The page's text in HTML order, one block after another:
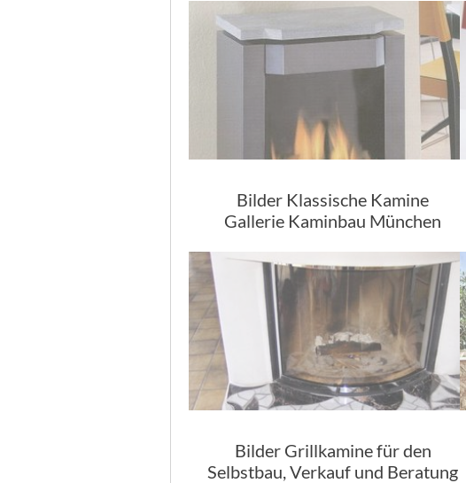
Bilder Klassische Kamine
Gallerie Kaminbau München
Bilder Grillkamine für den
Selbstbau, Verkauf und Beratung